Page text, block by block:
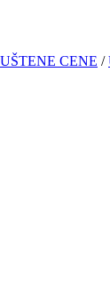
CENE /